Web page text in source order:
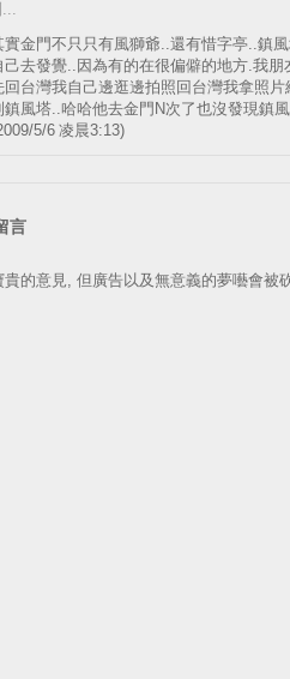
實金門不只只有風獅爺..還有惜字亭..鎮
己去發覺..因為有的在很偏僻的地方.我朋
回台灣我自己邊逛邊拍照回台灣我拿照
鎮風塔..哈哈他去金門N次了也沒發現鎮
5/6 凌晨3:13)
言
貴的意見, 但廣告以及無意義的夢囈會被